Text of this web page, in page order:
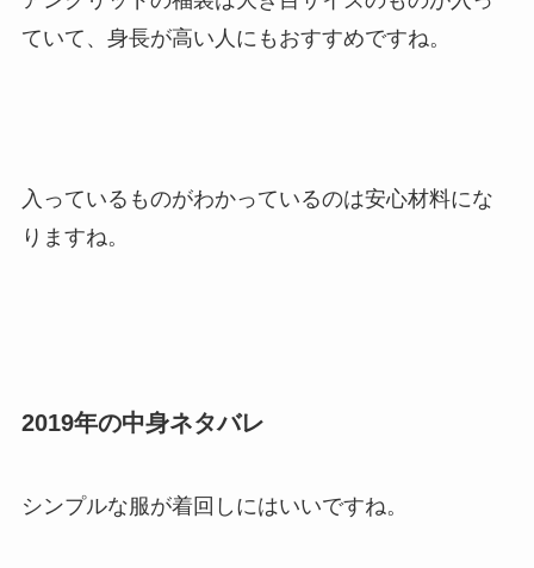
ていて、身長が高い人にもおすすめですね。
入っているものがわかっているのは安心材料にな
りますね。
2019年の中身ネタバレ
シンプルな服が着回しにはいいですね。